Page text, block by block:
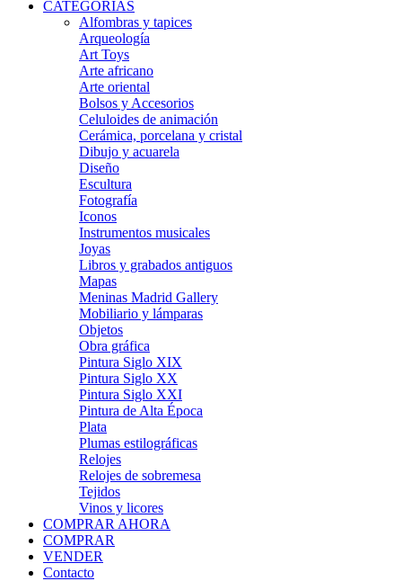
CATEGORÍAS
Alfombras y tapices
Arqueología
Art Toys
Arte africano
Arte oriental
Bolsos y Accesorios
Celuloides de animación
Cerámica, porcelana y cristal
Dibujo y acuarela
Diseño
Escultura
Fotografía
Iconos
Instrumentos musicales
Joyas
Libros y grabados antiguos
Mapas
Meninas Madrid Gallery
Mobiliario y lámparas
Objetos
Obra gráfica
Pintura Siglo XIX
Pintura Siglo XX
Pintura Siglo XXI
Pintura de Alta Época
Plata
Plumas estilográficas
Relojes
Relojes de sobremesa
Tejidos
Vinos y licores
COMPRAR AHORA
COMPRAR
VENDER
Contacto